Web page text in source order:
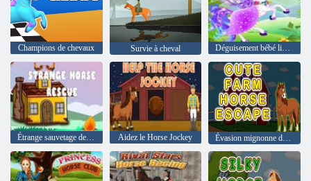
Champions de chevaux Survie à cheval Déguisement bébé licorne
Étrange sauvetage de chevaux Aidez le Horse Jockey Évasion mignonne de chevaux de ferme